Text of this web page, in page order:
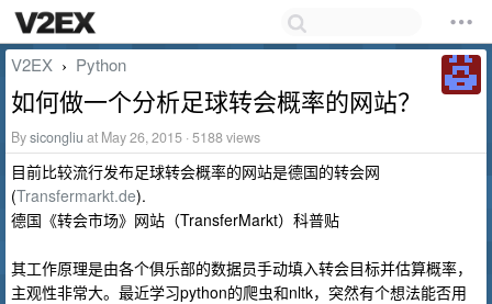
V2EX › Python
如何做一个分析足球转会概率的网站？
Bysicongliu at May 26, 2015 · 5188 views
目前比较流行发布足球转会概率的网站是德国的转会网
(Transfermarkt.de).
德国《转会市场》网站（TransferMarkt）科普贴
其工作原理是由各个俱乐部的数据员手动填入转会目标并估算概率，
主观性非常大。最近学习python的爬虫和nltk，突然有个想法能否用